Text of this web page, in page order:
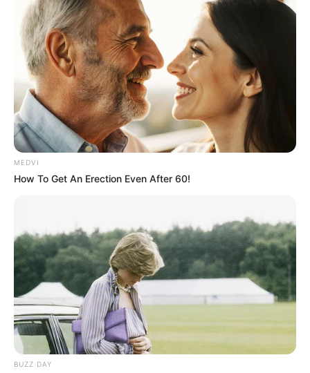
MEDVI
How To Get An Erection Even After 60!
BUZZ DAY